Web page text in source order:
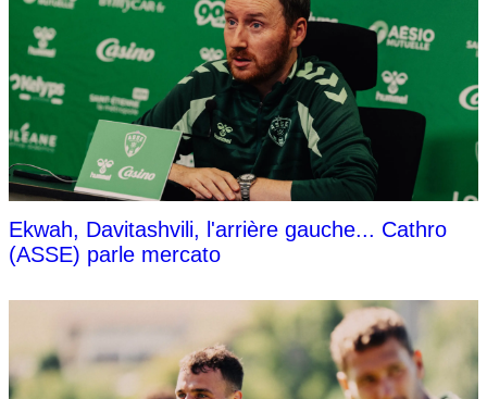
Ekwah, Davitashvili, l'arrière gauche... Cathro
(ASSE) parle mercato